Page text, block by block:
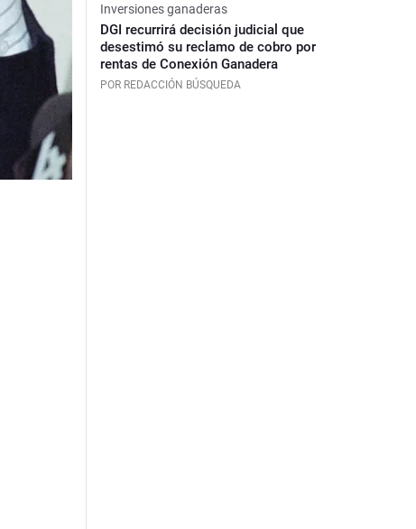
Inversiones ganaderas
DGI recurrirá decisión judicial que
desestimó su reclamo de cobro por
rentas de Conexión Ganadera
POR REDACCIÓN BÚSQUEDA